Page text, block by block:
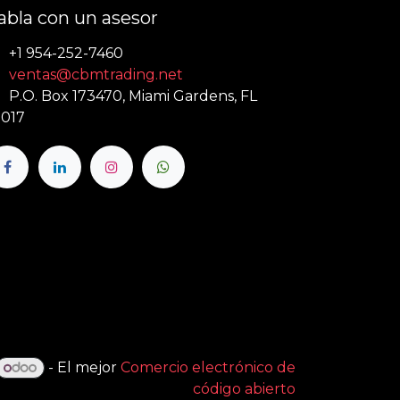
con un asesor
+1 954-252-7460
ventas@cbmtrading.net
P.O. Box 173470, Miami Gardens, FL
- El mejor Comercio electrónico de
código abierto